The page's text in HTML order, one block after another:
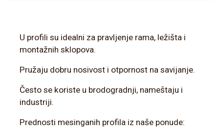
U profili su idealni za pravljenje rama, ležišta i
montažnih sklopova.
Pružaju dobru nosivost i otpornost na savijanje.
Često se koriste u brodogradnji, nameštaju i
industriji.
Prednosti mesinganih profila iz naše ponude: